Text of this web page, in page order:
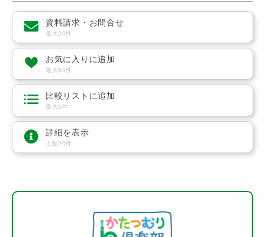
資料請求・お問合せ
最大20件
お気に入りに追加
最大50件
比較リストに追加
最大5件
詳細を表示
上限20件